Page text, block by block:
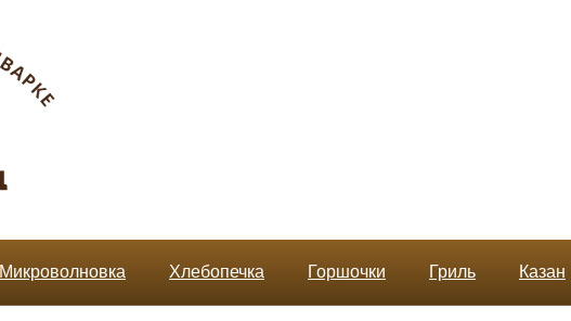
Микроволновка Хлебопечка Горшочки Гриль Казан